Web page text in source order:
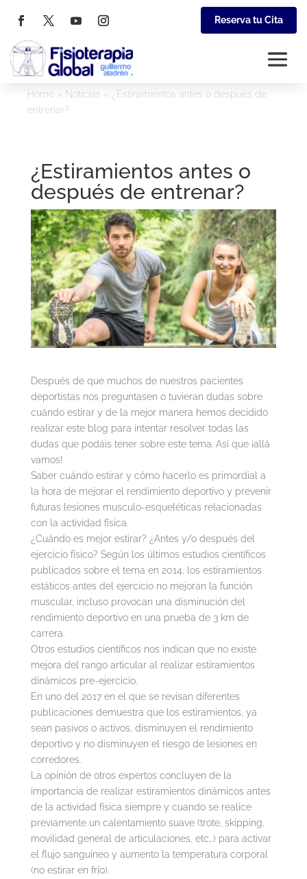
Reserva tu Cita
Home » Noticias » ¿Estiramientos antes o después de
entrenar?
¿Estiramientos antes o
después de entrenar?
Después de que muchos de nuestros pacientes
deportistas nos preguntasen o tuvieran dudas sobre
cuándo estirar y de la mejor manera hemos decidido
realizar este blog para intentar resolver todas las
dudas que podáis tener sobre este tema. Así que ¡allá
vamos!
Saber cuándo estirar y cómo hacerlo es primordial a
la hora de mejorar el rendimiento deportivo y prevenir
futuras lesiones musculo-esqueléticas relacionadas
con la actividad física.
¿Cuándo es mejor estirar? ¿Antes y/o después del
ejercicio físico? Según los últimos estudios científicos
publicados sobre el tema en 2014, los estiramientos
estáticos antes del ejercicio no mejoran la función
muscular, incluso provocan una disminución del
rendimiento deportivo en una prueba de 3 km de
carrera.
Otros estudios científicos nos indican que no existe
mejora del rango articular al realizar estiramientos
dinámicos pre-ejercicio.
En uno del 2017 en el que se revisan diferentes
publicaciones demuestra que los estiramientos, ya
sean pasivos o activos, disminuyen el rendimiento
deportivo y no disminuyen el riesgo de lesiones en
corredores.
La opinión de otros expertos concluyen de la
importancia de realizar estiramientos dinámicos antes
de la actividad física siempre y cuando se realice
previamente un calentamiento suave (trote, skipping,
movilidad general de articulaciones, etc…) para activar
el flujo sanguíneo y aumento la temperatura corporal
(no estirar en frío).